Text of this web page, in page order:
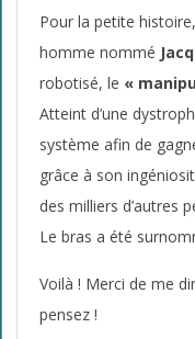
Pour la petite
homme nommé
robotisé, le «
Atteint d’une
système afin de
grâce à son
des milliers d’autres
Le bras a été
Voilà ! Merci de me
pensez !